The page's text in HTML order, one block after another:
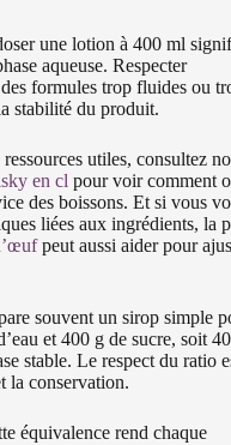
une lotion à 400 ml
aqueuse. Respecter
formules trop fluides ou
stabilité du produit.
utiles, consultez
en cl pour voir comment
des boissons. Et si vous
liées aux ingrédients, la
peut aussi aider pour
souvent un sirop simple
et 400 g de sucre, soit
stable. Le respect du ratio
la conservation.
équivalence rend chaque